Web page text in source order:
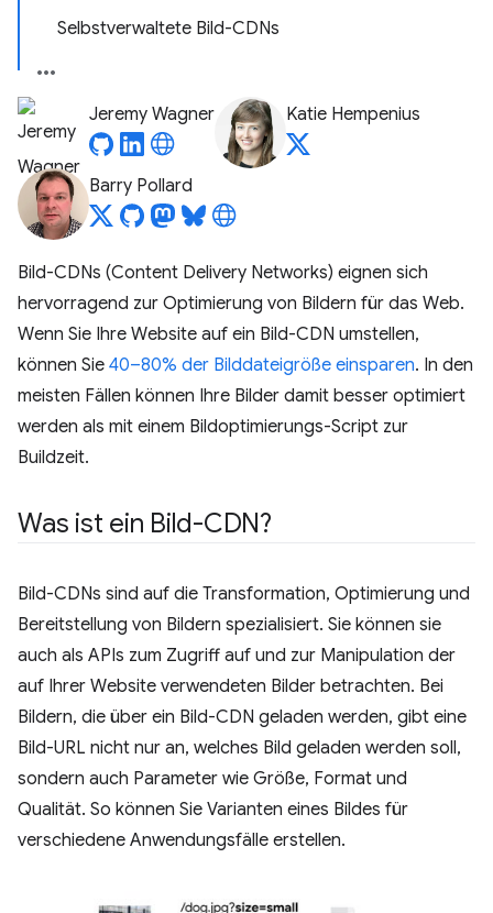
Selbstverwaltete Bild-CDNs
Jeremy Wagner Katie Hempenius
Barry Pollard
Bild-CDNs (Content Delivery Networks) eignen sich
hervorragend zur Optimierung von Bildern für das Web.
Wenn Sie Ihre Website auf ein Bild-CDN umstellen,
können Sie 40–80% der Bilddateigröße einsparen. In den
meisten Fällen können Ihre Bilder damit besser optimiert
werden als mit einem Bildoptimierungs-Script zur
Buildzeit.
Was ist ein Bild-CDN?
Bild-CDNs sind auf die Transformation, Optimierung und
Bereitstellung von Bildern spezialisiert. Sie können sie
auch als APIs zum Zugriff auf und zur Manipulation der
auf Ihrer Website verwendeten Bilder betrachten. Bei
Bildern, die über ein Bild-CDN geladen werden, gibt eine
Bild-URL nicht nur an, welches Bild geladen werden soll,
sondern auch Parameter wie Größe, Format und
Qualität. So können Sie Varianten eines Bildes für
verschiedene Anwendungsfälle erstellen.